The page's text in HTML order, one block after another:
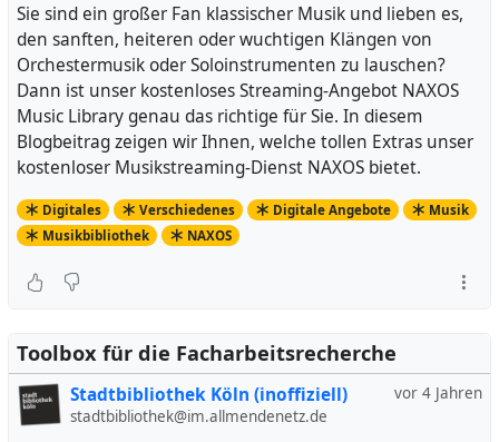
Sie sind ein großer Fan klassischer Musik und lieben es,
den sanften, heiteren oder wuchtigen Klängen von
Orchestermusik oder Soloinstrumenten zu lauschen?
Dann ist unser kostenloses Streaming-Angebot NAXOS
Music Library genau das richtige für Sie. In diesem
Blogbeitrag zeigen wir Ihnen, welche tollen Extras unser
kostenloser Musikstreaming-Dienst NAXOS bietet.
Digitales Verschiedenes Digitale Angebote
Musik
Musikbibliothek
NAXOS
Toolbox für die Facharbeitsrecherche
vor 4 Jahren
Stadtbibliothek Köln (inoffiziell)
stadtbibliothek@im.allmendenetz.de